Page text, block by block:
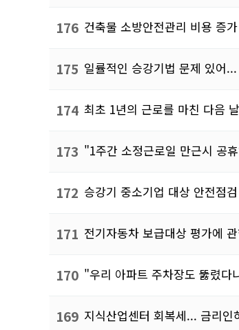
176 건축물 소방안전관리 비용 증가
175 일률적인 승강기법 문제 있어
174 최초 1년의 근로를 마친 다음
173 "1주간 소정근로일 만근시 공
172 승강기 중소기업 대상 안전점
171 전기자동차 보급대상 평가에
170 "우리 아파트 주차장도 뚫렸
169 지식산업센터 회복세... 금리인